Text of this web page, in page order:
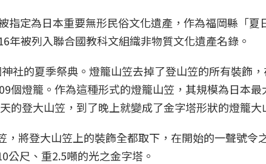
指定為日本重要無形民俗文化遺產，作為福岡縣「夏
年被列入聯合國教科文組織非物質文化遺產名錄。
社的夏季祭典。燈籠山笠去掉了登山笠的所有裝飾
個燈籠。作為這種形式的燈籠山笠，其規模為日本最
的登大山笠，到了晚上就變成了金字塔形狀的燈籠大
將登大山笠上的裝飾全都取下，在開始的一聲號令
公尺、重2.5噸的光之金字塔。